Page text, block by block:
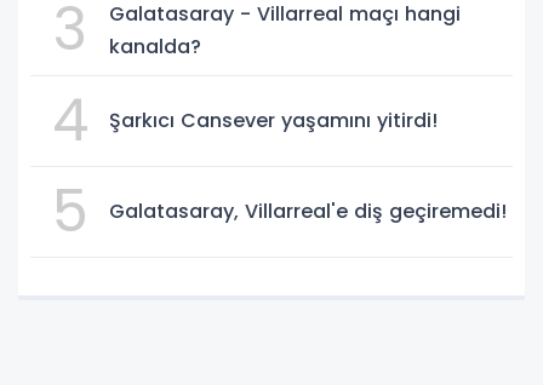
3
Galatasaray - Villarreal maçı hangi
kanalda?
4 Şarkıcı Cansever yaşamını yitirdi!
5 Galatasaray, Villarreal'e diş geçiremedi!